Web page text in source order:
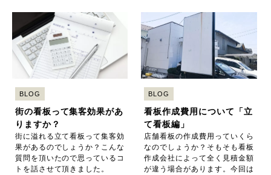
BLOG
街の看板って集客効果があ
りますか？
街に溢れる立て看板って集客効
果があるのでしょうか？こんな
質問を頂いたので思っているコ
トを話させて頂きました。
BLOG
看板作成費用について「立
て看板編」
店舗看板の作成費用っていくら
なのでしょうか？そもそも看板
作成会社によって全く見積金額
が違う場合があります。今回は